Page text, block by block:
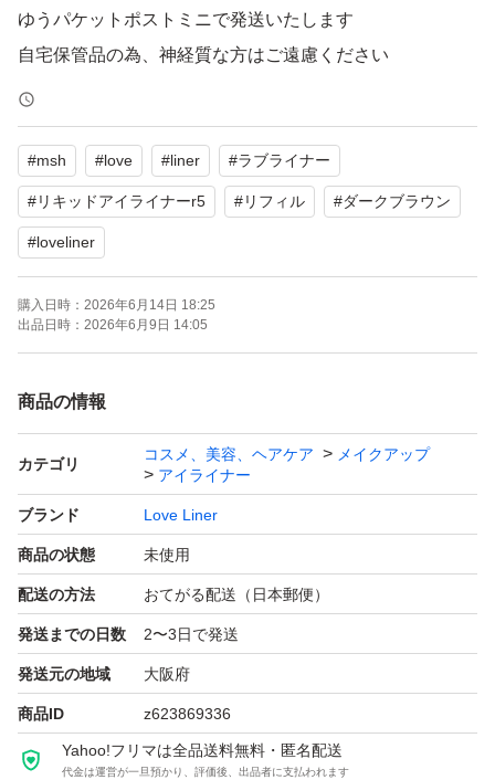
ゆうパケットポストミニで発送いたします
自宅保管品の為、神経質な方はご遠慮ください
#msh #love #liner #ラブライナー
#リキッドアイライナーr5 #リフィル #ダークブラウン
#loveliner
購入日時： 2026年6月14日 18:25
出品日時： 2026年6月9日 14:05
商品の情報
カテゴリ
コスメ、美容、ヘアケア
メイクアップ
アイライナー
ブランド Love Liner
商品の状態 未使用
配送の方法 おてがる配送（日本郵便）
発送までの日数 2〜3日で発送
発送元の地域 大阪府
商品ID z623869336
Yahoo!フリマは全品送料無料・匿名配送
代金は運営が一旦預かり、評価後、出品者に支払われます